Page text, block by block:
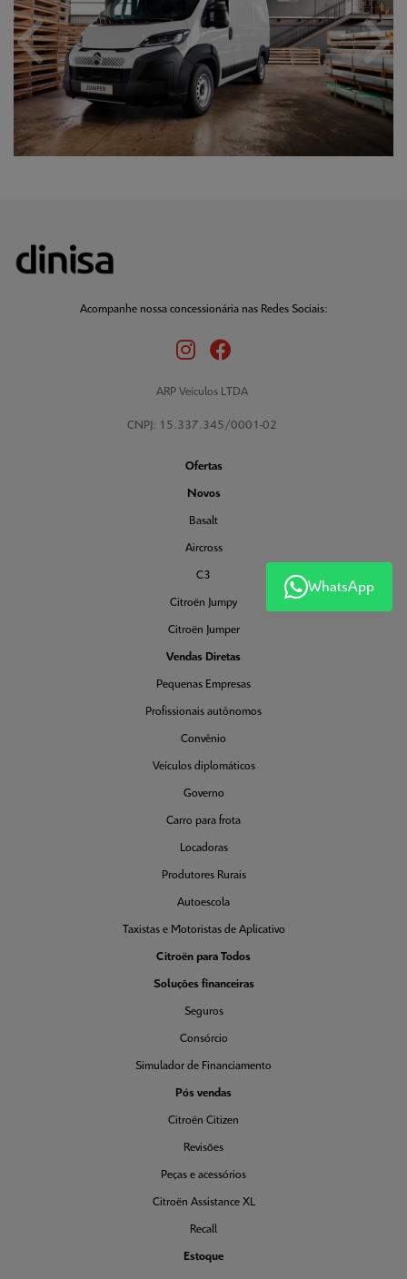
Anterior
Acompanhe nossa concessionária nas Redes Sociais:
ARP Veículos LTDA
CNPJ: 15.337.345/0001-02
Ofertas
Novos
Basalt
Aircross
C3
Citroën Jumpy
Citroën Jumper
Vendas Diretas
Pequenas Empresas
Profissionais autônomos
Convênio
Veículos diplomáticos
Governo
Carro para frota
Locadoras
Produtores Rurais
Autoescola
Taxistas e Motoristas de Aplicativo
Citroën para Todos
Soluções financeiras
Seguros
Consórcio
Simulador de Financiamento
Pós vendas
Citroën Citizen
Revisões
Peças e acessórios
Citroën Assistance XL
Recall
Estoque
WhatsApp